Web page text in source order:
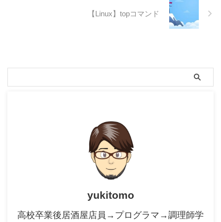
【Linux】topコマンド
yukitomo
高校卒業後居酒屋店員→プログラマ→調理師学